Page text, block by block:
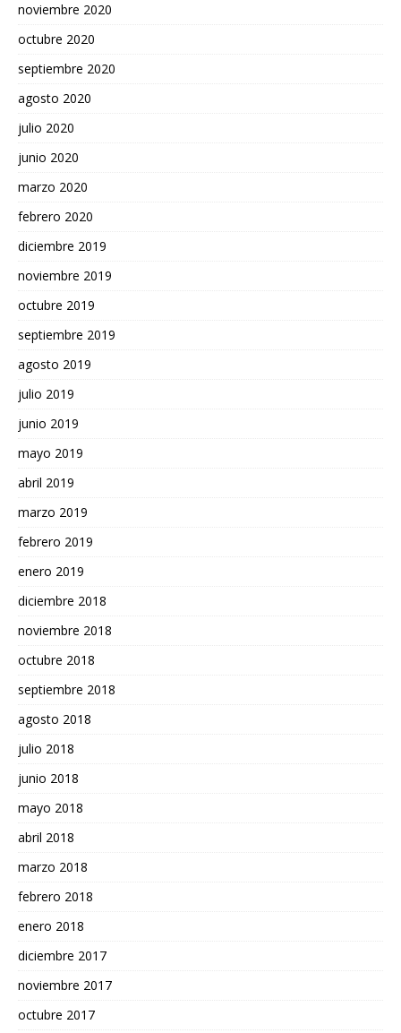
noviembre 2020
octubre 2020
septiembre 2020
agosto 2020
julio 2020
junio 2020
marzo 2020
febrero 2020
diciembre 2019
noviembre 2019
octubre 2019
septiembre 2019
agosto 2019
julio 2019
junio 2019
mayo 2019
abril 2019
marzo 2019
febrero 2019
enero 2019
diciembre 2018
noviembre 2018
octubre 2018
septiembre 2018
agosto 2018
julio 2018
junio 2018
mayo 2018
abril 2018
marzo 2018
febrero 2018
enero 2018
diciembre 2017
noviembre 2017
octubre 2017